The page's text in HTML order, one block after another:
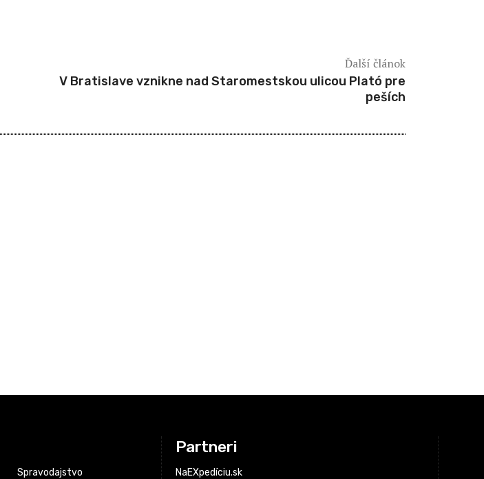
Ďalší článok
V Bratislave vznikne nad Staromestskou ulicou Plató pre
peších
Spravodajstvo
Partneri
NaEXpedíciu.sk